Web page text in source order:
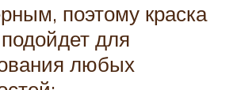
поэтому краска
для
любых